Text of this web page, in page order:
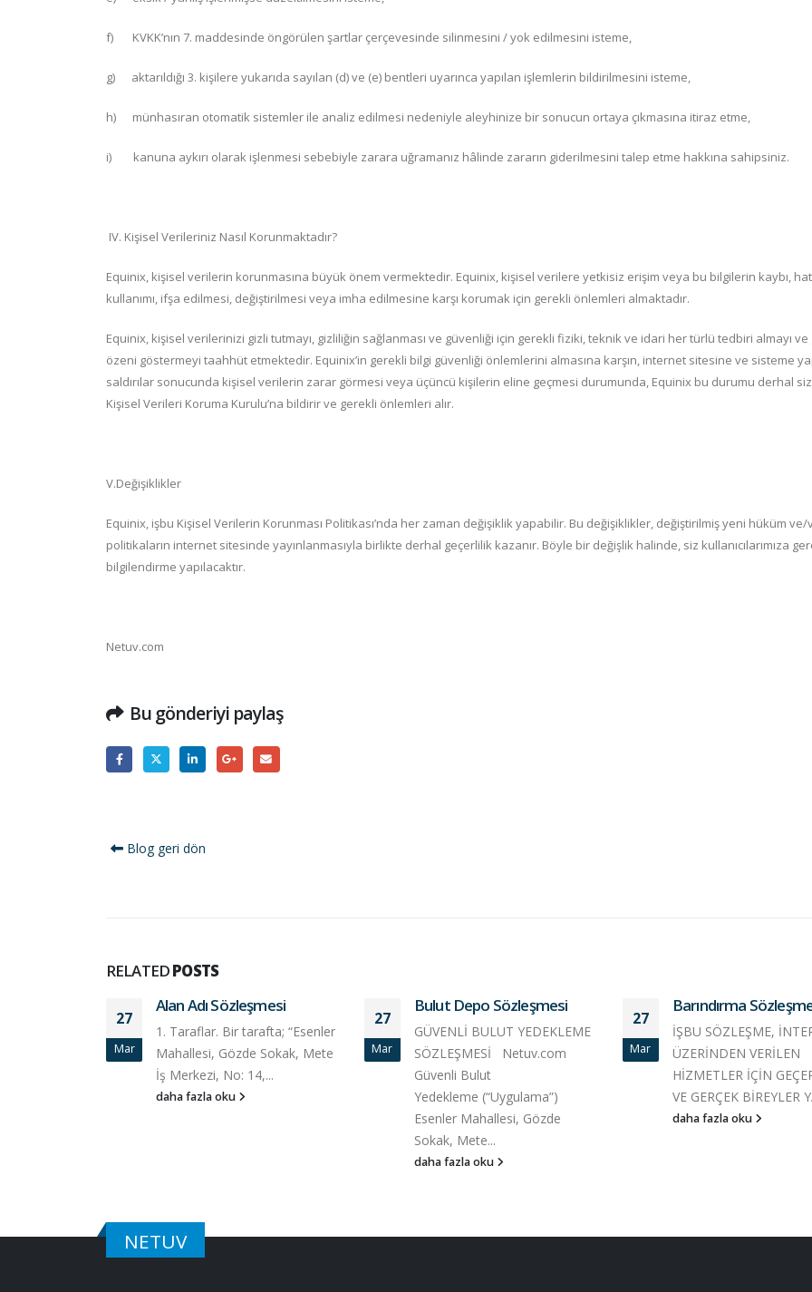
f) KVKK’nın 7. maddesinde öngörülen şartlar çerçevesinde silinmesini / yok edilmesini isteme,
g) aktarıldığı 3. kişilere yukarıda sayılan (d) ve (e) bentleri uyarınca yapılan işlemlerin bildirilmesini isteme,
h) münhasıran otomatik sistemler ile analiz edilmesi nedeniyle aleyhinize bir sonucun ortaya çıkmasına itiraz etme,
i) kanuna aykırı olarak işlenmesi sebebiyle zarara uğramanız hâlinde zararın giderilmesini talep etme hakkına sahipsiniz.
IV. Kişisel Verileriniz Nasıl Korunmaktadır?
Equinix, kişisel verilerin korunmasına büyük önem vermektedir. Equinix, kişisel verilere yetkisiz erişim veya bu bilgilerin kaybı,
kullanımı, ifşa edilmesi, değiştirilmesi veya imha edilmesine karşı korumak için gerekli önlemleri almaktadır.
Equinix, kişisel verilerinizi gizli tutmayı, gizliliğin sağlanması ve güvenliği için gerekli fiziki, teknik ve idari her türlü tedbiri almayı
özeni göstermeyi taahhüt etmektedir. Equinix’in gerekli bilgi güvenliği önlemlerini almasına karşın, internet sitesine ve sisteme
saldırılar sonucunda kişisel verilerin zarar görmesi veya üçüncü kişilerin eline geçmesi durumunda, Equinix bu durumu derhal
Kişisel Verileri Koruma Kurulu’na bildirir ve gerekli önlemleri alır.
V.Değişiklikler
Equinix, işbu Kişisel Verilerin Korunması Politikası’nda her zaman değişiklik yapabilir. Bu değişiklikler, değiştirilmiş yeni hüküm
politikaların internet sitesinde yayınlanmasıyla birlikte derhal geçerlilik kazanır. Böyle bir değişlik halinde, siz kullanıcılarımıza
bilgilendirme yapılacaktır.
Netuv.com
Bu gönderiyi paylaş
Blog geri dön
RELATEDPOSTS
27
Mar
Alan Adı Sözleşmesi
1. Taraflar. Bir tarafta; “Esenler
Mahallesi, Gözde Sokak, Mete
İş Merkezi, No: 14,...
daha fazla oku
27
Mar
Bulut Depo Sözleşmesi
GÜVENLİ BULUT YEDEKLEME
SÖZLEŞMESİ Netuv.com
Güvenli Bulut
Yedekleme (“Uygulama”)
Esenler Mahallesi, Gözde
Sokak, Mete...
daha fazla oku
27
Mar
Barındırma
İŞBU SÖZLEŞME,
ÜZERİNDEN VERİLEN
HİZMETLER İÇİN
VE GERÇEK BİREYLER
daha fazla oku
NETUV